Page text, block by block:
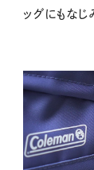
ッグにもなじ